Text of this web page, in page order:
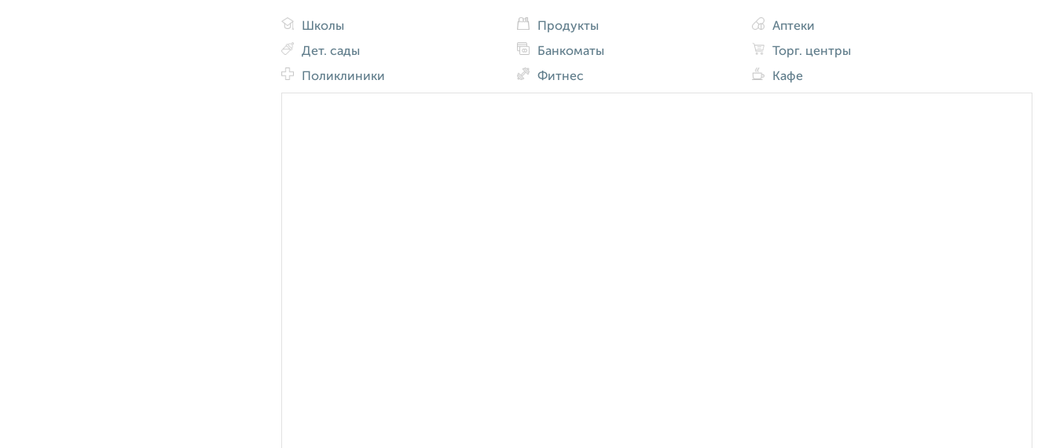
Школы
Дет. сады
Поликлиники
Продукты
Банкоматы
Фитнес
Аптеки
Торг. центры
Кафе